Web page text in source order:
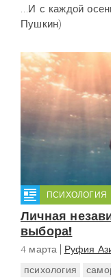
…И с каждой
Пушкин)
ПСИХОЛОГИЯ
Личная
выбора!
4 марта Руфия
психология